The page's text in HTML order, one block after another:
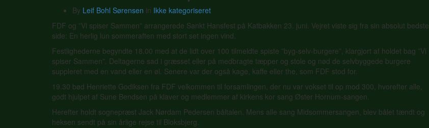
By Leif Bohl Sørensen in Ikke kategoriseret
FDF og ”Vi spiser Sammen” arrangerede Sankt Hansfest på Katbakken 23. juni. Vejret viste sig fra sin absolut bedste
side: En herlig lun sommeraften med stort set ingen vind.
Festlighederne begyndte 18.00 med at de lidt over 100 tilmeldte spiste ”byg-selv-burgere”, klargjort af holdet bag ”Vi
spiser Sammen”. Deltagerne sad i græsset eller på medbragte tæpper og stole og nød de selvbyggede burgere
suppleret med en vand eller en øl. Senere var der også kage, kaffe eller the, som FDF stod for.
19.30 bød Henriette Godiksen fra FDF velkommen til forsamlingen, der nu var vokset til op mod 300, hvorefter alle,
godt hjulpet af Sune Bendsen på klaver og medlemmer af kirkens kor sang Øster Hornum-sangen.
Herefter holdt sognepræst Jack Nørdam Pedersen båltalen. Mens alle sang Midsommersangen, blev bålet tændt og
heksen sendt på sin årlige rejse til Bloksbjerg.